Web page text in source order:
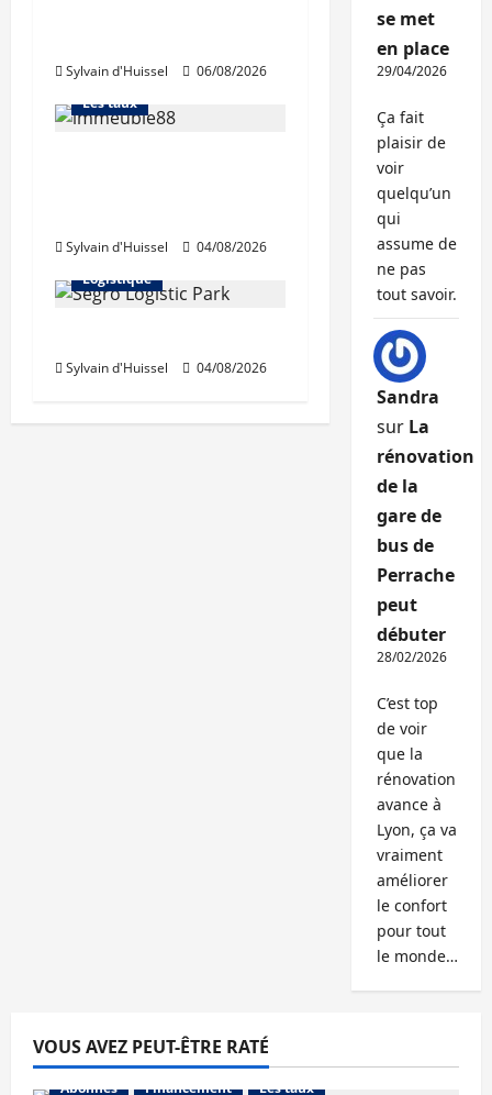
Sylvain d'Huissel 06/08/2026
L'avis des courtiers
Les taux
Sylvain d'Huissel 04/08/2026
Immo d'entreprise
Logistique
Sylvain d'Huissel 04/08/2026
se met
en place
29/04/2026
Ça fait
plaisir de
voir
quelqu’un
qui
assume de
ne pas
tout savoir.
Sandra
sur La
rénovation
de la
gare de
bus de
Perrache
peut
débuter
28/02/2026
C’est top
de voir
que la
rénovation
avance à
Lyon, ça va
vraiment
améliorer
le confort
pour tout
le monde…
VOUS AVEZ PEUT-ÊTRE RATÉ
Abonnés Financement Les taux